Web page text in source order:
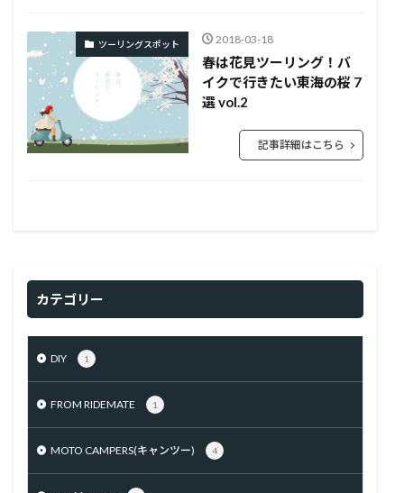
TOP
ツーリングスポット 2018-03-18
春は花見ツーリング！バ
イクで行きたい東海の桜 7
選 vol.2
記事詳細はこちら
カテゴリー
DIY 1
FROM RIDEMATE 1
MOTO CAMPERS(キャンツー) 4